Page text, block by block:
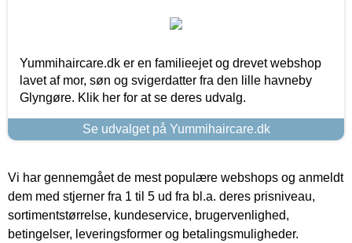
Yummihaircare.dk er en familieejet og drevet webshop
lavet af mor, søn og svigerdatter fra den lille havneby
Glyngøre. Klik her for at se deres udvalg.
Se udvalget på Yummihaircare.dk
Vi har gennemgået de mest populære webshops og anmeldt
dem med stjerner fra 1 til 5 ud fra bl.a. deres prisniveau,
sortimentstørrelse, kundeservice, brugervenlighed,
betingelser, leveringsformer og betalingsmuligheder.